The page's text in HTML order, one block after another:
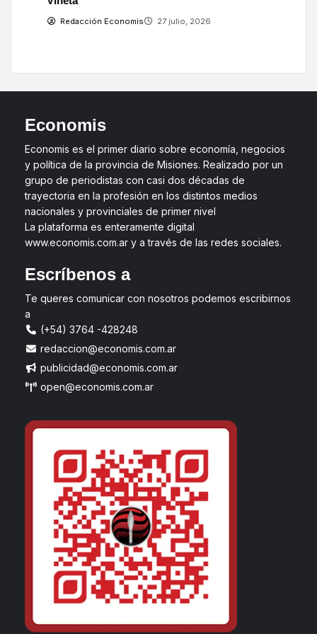
Redacción Economis 27 julio, 2026
Economis
Economis es el primer diario sobre economía, negocios
y política de la provincia de Misiones. Realizado por un
grupo de periodistas con casi dos décadas de
trayectoria en la profesión en los distintos medios
nacionales y provinciales de primer nivel
La plataforma es enteramente digital
www.economis.com.ar y a través de las redes sociales.
Escríbenos a
Te queres comunicar con nosotros podemos escribirnos
a
(+54) 3764 -428248
redaccion@economis.com.ar
publicidad@economis.com.ar
open@economis.com.ar